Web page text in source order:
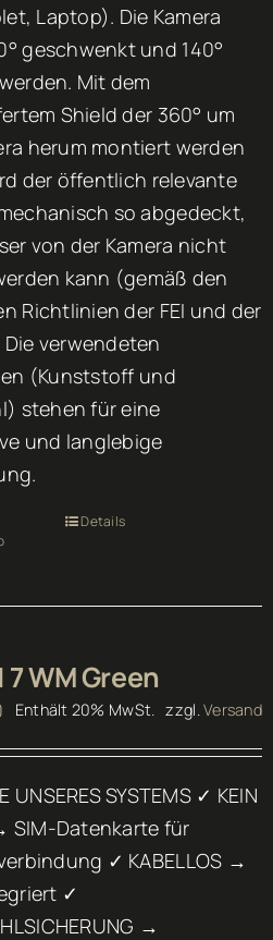
Laptop). Die Kamera
geschwenkt und 140°
Mit dem
Shield der 360° um
herum montiert werden
der öffentlich relevante
so abgedeckt,
von der Kamera nicht
kann (gemäß den
Richtlinien der FEI und der
Die verwendeten
(Kunststoff und
stehen für eine
und langlebige
Details
7 WM Green
Enthält 20% MwSt. zzgl.Versand
UNSERES SYSTEMS ✓ KEIN
SIM-Datenkarte für
✓ KABELLOS →
✓
→